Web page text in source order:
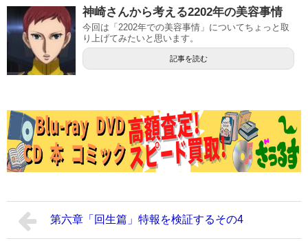
神崎さんから考える2202年の美容事情
今回は「2202年での美容事情」についてちょっと取
り上げてみたいと思います。
記事を読む
第六章「回生篇」特報を検証するその4